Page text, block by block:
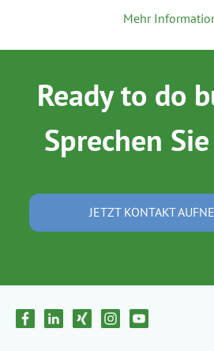
Mehr
Ready to do
Sprechen
JETZT KONTAKT